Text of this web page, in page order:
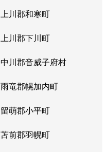
上川郡和寒町
上川郡下川町
中川郡音威子府村
雨竜郡幌加内町
留萌郡小平町
苫前郡羽幌町